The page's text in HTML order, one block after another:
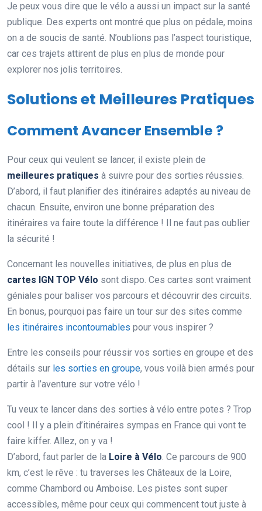
Je peux vous dire que le vélo a aussi un impact sur la santé
publique. Des experts ont montré que plus on pédale, moins
on a de soucis de santé. N’oublions pas l’aspect touristique,
car ces trajets attirent de plus en plus de monde pour
explorer nos jolis territoires.
Solutions et Meilleures Pratiques
Comment Avancer Ensemble ?
Pour ceux qui veulent se lancer, il existe plein de
meilleures pratiques à suivre pour des sorties réussies.
D’abord, il faut planifier des itinéraires adaptés au niveau de
chacun. Ensuite, environ une bonne préparation des
itinéraires va faire toute la différence ! Il ne faut pas oublier
la sécurité !
Concernant les nouvelles initiatives, de plus en plus de
cartes IGN TOP Vélo sont dispo. Ces cartes sont vraiment
géniales pour baliser vos parcours et découvrir des circuits.
En bonus, pourquoi pas faire un tour sur des sites comme
les itinéraires incontournables pour vous inspirer ?
Entre les conseils pour réussir vos sorties en groupe et des
détails sur les sorties en groupe, vous voilà bien armés pour
partir à l’aventure sur votre vélo !
Tu veux te lancer dans des sorties à vélo entre potes ? Trop
cool ! Il y a plein d’itinéraires sympas en France qui vont te
faire kiffer. Allez, on y va !
D’abord, faut parler de la Loire à Vélo. Ce parcours de 900
km, c’est le rêve : tu traverses les Châteaux de la Loire,
comme Chambord ou Amboise. Les pistes sont super
accessibles, même pour ceux qui commencent tout juste à